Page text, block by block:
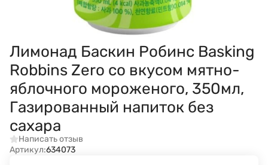
Лимонад Баскин Робинс Basking
Robbins Zero со вкусом мятно-
яблочного мороженого, 350мл,
Газированный напиток без
сахара
Написать отзыв
Артикул:634073